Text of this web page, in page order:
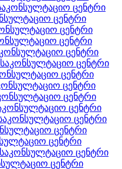
ცენტრი
ცენტრი
ცენტრი
ცენტრი
ცენტრი
ცენტრი
ცენტრი
ცენტრი
ცენტრი
ცენტრი
ცენტრი
ცენტრი
ცენტრი
ცენტრი
ცენტრი